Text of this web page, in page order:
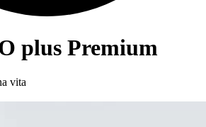
plus Premium
vita